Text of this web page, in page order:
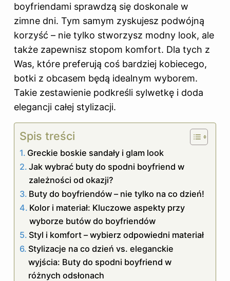
boyfriendami sprawdzą się doskonale w
zimne dni. Tym samym zyskujesz podwójną
korzyść – nie tylko stworzysz modny look, ale
także zapewnisz stopom komfort. Dla tych z
Was, które preferują coś bardziej kobiecego,
botki z obcasem będą idealnym wyborem.
Takie zestawienie podkreśli sylwetkę i doda
elegancji całej stylizacji.
Spis treści
Greckie boskie sandały i glam look
Jak wybrać buty do spodni boyfriend w
zależności od okazji?
Buty do boyfriendów – nie tylko na co dzień!
Kolor i materiał: Kluczowe aspekty przy
wyborze butów do boyfriendów
Styl i komfort – wybierz odpowiedni materiał
Stylizacje na co dzień vs. eleganckie
wyjścia: Buty do spodni boyfriend w
różnych odsłonach